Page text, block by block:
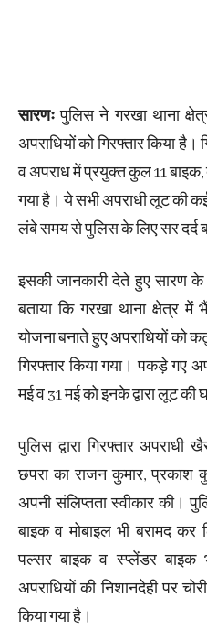
सारणः पुलिस ने गरखा थाना
अपराधियों को गिरफ्तार किया है।
व अपराध में प्रयुक्त कुल 11 बाइक,
गया है। ये सभी अपराधी लूट की
लंबे समय से पुलिस के लिए सर दर्द
इसकी जानकारी देते हुए सारण
बताया कि गरखा थाना क्षेत्र
योजना बनाते हुए अपराधियों को
गिरफ्तार किया गया। पकड़े गए
मई व 31 मई को इनके द्वारा लूट की
पुलिस द्वारा गिरफ्तार
छपरा का राजन कुमार, प्रकाश
अपनी संलिप्तता स्वीकार की।
बाइक व मोबाइल भी बरामद
पल्सर बाइक व स्प्लेंडर बाइक
अपराधियों की निशानदेही पर
किया गया है।